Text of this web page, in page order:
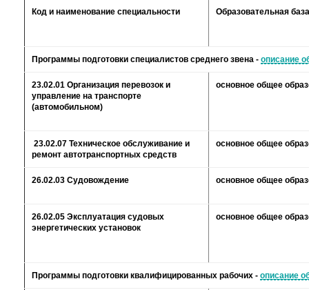
Код и наименование специальности Образовательная база
Программы подготовки специалистов среднего звена - описание
23.02.01 Организация перевозок и
управление на транспорте
(автомобильном)
основное общее
23.02.07 Техническое обслуживание и
ремонт автотранспортных средств
основное общее
26.02.03 Судовождение основное общее
26.02.05 Эксплуатация судовых
энергетических установок
основное общее
Программы подготовки квалифицированных рабочих - описание